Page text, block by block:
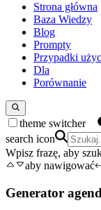
Strona główna
Baza Wiedzy
Blog
Prompty
Przypadki
Dla
Porównanie
theme switcher
search icon
Wpisz frazę, aby
aby nawigować
Generator